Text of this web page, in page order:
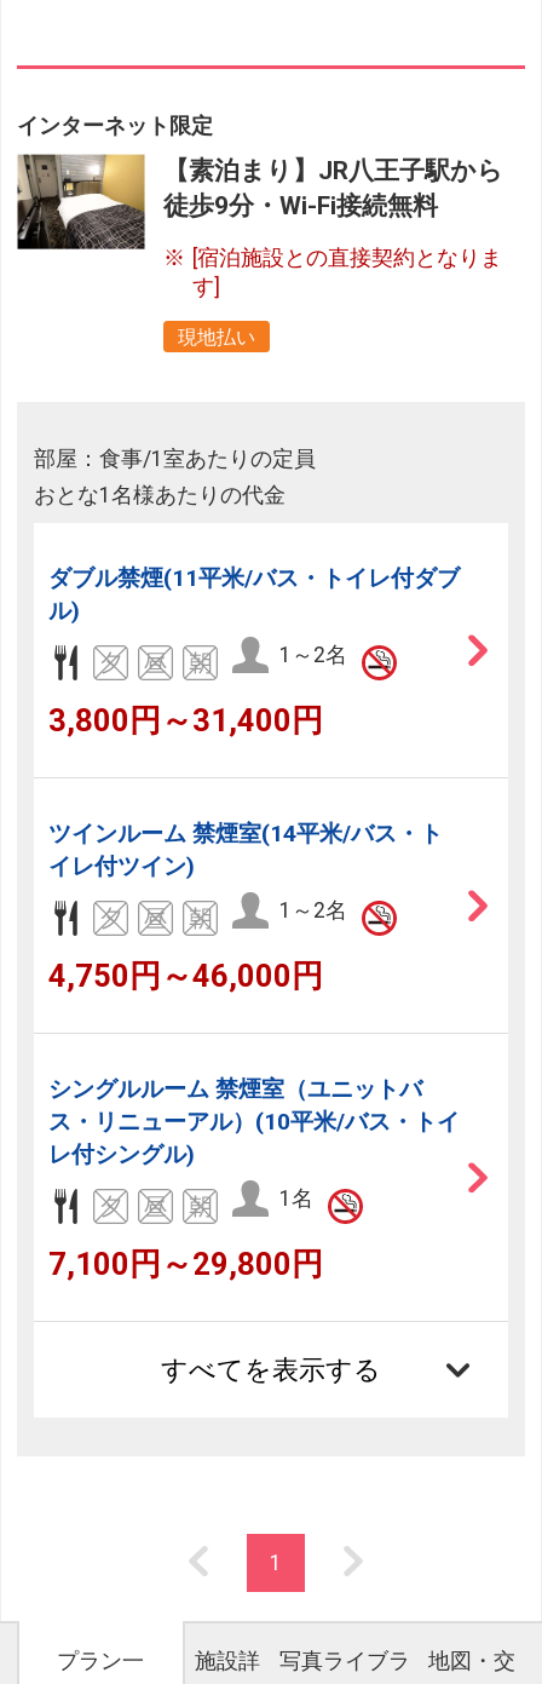
インターネット限定
【素泊まり】JR八王子駅から
徒歩9分・Wi-Fi接続無料
[宿泊施設との直接契約となりま
す]
現地払い
部屋：食事/1室あたりの定員
おとな1名様あたりの代金
ダブル禁煙(11平米/バス・トイレ付ダブ
ル)
1～2名
3,800円～31,400円
ツインルーム 禁煙室(14平米/バス・ト
イレ付ツイン)
1～2名
4,750円～46,000円
シングルルーム 禁煙室（ユニットバ
ス・リニューアル）(10平米/バス・トイ
レ付シングル)
1名
7,100円～29,800円
すべてを表示する
1
プラン一
施設詳
写真ライブラ
地図・交